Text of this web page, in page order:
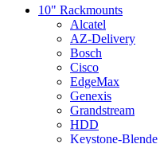
10" Rackmounts
Alcatel
AZ-Delivery
Bosch
Cisco
EdgeMax
Genexis
Grandstream
HDD
Keystone-Blende